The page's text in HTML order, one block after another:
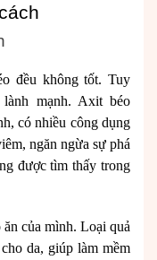
đều không tốt. Tuy
mạnh. Axit béo
có nhiều công dụng
ngăn ngừa sự phá
được tìm thấy trong
của mình. Loại quả
da, giúp làm mềm